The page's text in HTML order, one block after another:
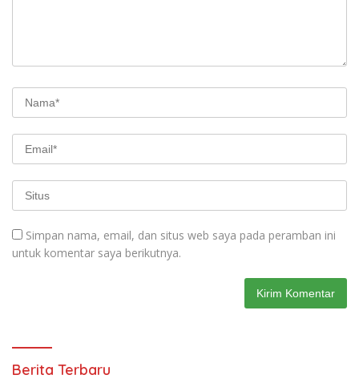
Simpan nama, email, dan situs web saya pada peramban ini
untuk komentar saya berikutnya.
Berita Terbaru